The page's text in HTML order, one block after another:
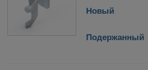
Новый
Подержанный